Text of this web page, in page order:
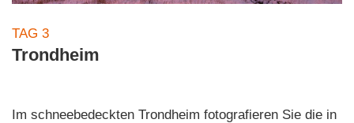
TAG 3
Trondheim
Im schneebedeckten Trondheim fotografieren Sie die in